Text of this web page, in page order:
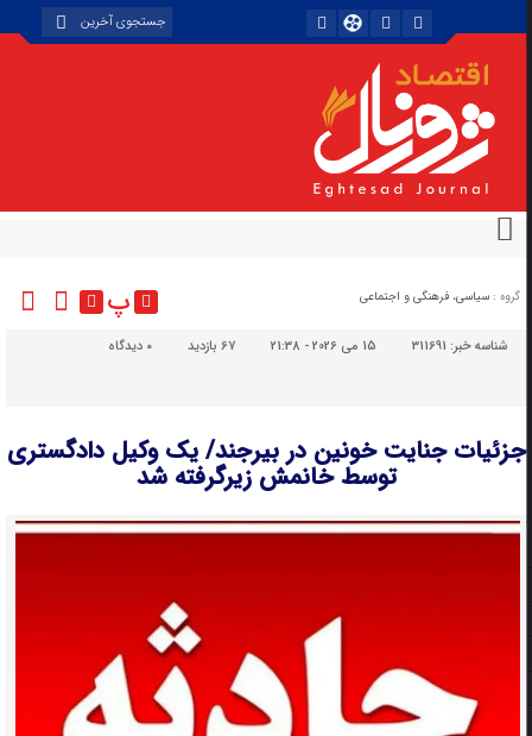
گروه : سیاسی، فرهنگی و اجتماعی پ
شناسه خبر:311691 15 می 2026 - 21:38 67 بازدید دیدگاه
جزئیات جنایت خونین در بیرجند/ یک وکیل دادگستری
توسط خانمش زیرگرفته شد